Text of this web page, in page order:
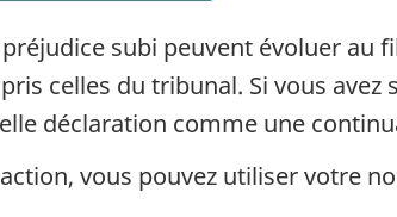
subi peuvent évoluer au
celles du tribunal. Si vous
déclaration comme une
vous pouvez utiliser votre